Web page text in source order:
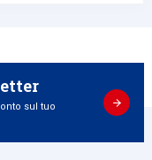
sul tuo